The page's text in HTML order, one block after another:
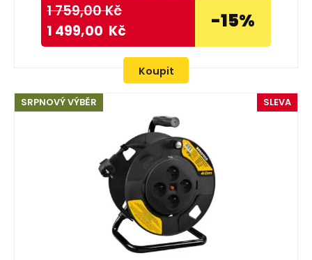
1 759,00Kč
1 499,00 Kč -15%
Koupit
SLEVA
SRPNOVÝ VÝBĚR